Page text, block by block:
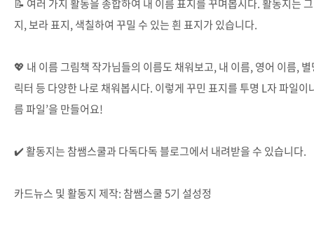
📝 여러 가지 활동을 종합하여 내 이름 표지를 꾸며봅시다. 활동지는
지, 보라 표지, 색칠하여 꾸밀 수 있는 흰 표지가 있습니다.
💖 내 이름 그림책 작가님들의 이름도 채워보고, 내 이름, 영어 이름,
릭터 등 다양한 나로 채워봅시다. 이렇게 꾸민 표지를 투명 L자 파일이
름 파일’을 만들어요!
✔️ 활동지는 참쌤스쿨과 다독다독 블로그에서 내려받을 수 있습니다.
카드뉴스 및 활동지 제작: 참쌤스쿨 5기 설성정